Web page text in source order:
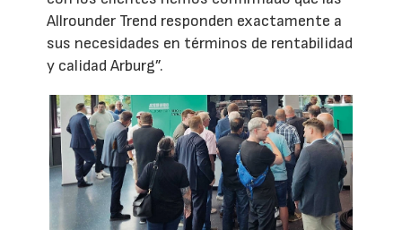
Allrounder Trend responden exactamente a
sus necesidades en términos de rentabilidad
y calidad Arburg”.